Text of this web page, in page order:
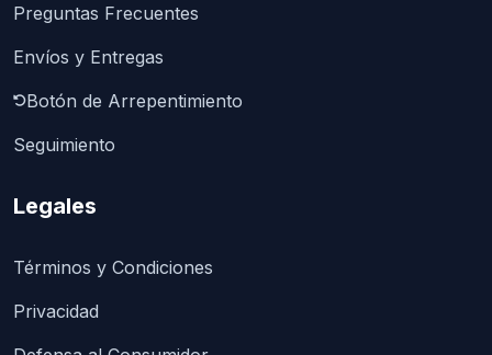
Preguntas Frecuentes
Envíos y Entregas
Botón de Arrepentimiento
Seguimiento
Legales
Términos y Condiciones
Privacidad